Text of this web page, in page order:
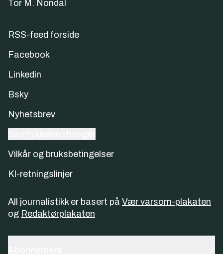
Tor M. Nondal
RSS-feed forside
Facebook
Linkedin
Bsky
Nyhetsbrev
Vilkår og bruksbetingelser
KI-retningslinjer
All journalistikk er basert på Vær varsom-plakaten
og Redaktørplakaten